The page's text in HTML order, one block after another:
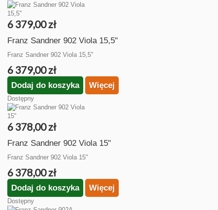
6 379,00 zł
Franz Sandner 902 Viola 15,5"
Franz Sandner 902 Viola 15,5"
6 379,00 zł
Dodaj do koszyka Więcej
Dostępny
6 378,00 zł
Franz Sandner 902 Viola 15"
Franz Sandner 902 Viola 15"
6 378,00 zł
Dodaj do koszyka Więcej
Dostępny